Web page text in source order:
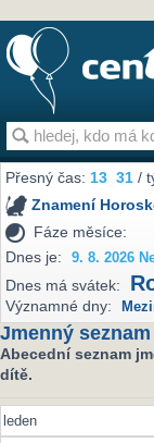
Přesný čas:13 31 /
Znamení
Fáze měsíce:
Dnes je:
9. 8. 2026
Dnes má svátek:
Významné dny:
Jmenný
Abecední seznam
dítě.
leden